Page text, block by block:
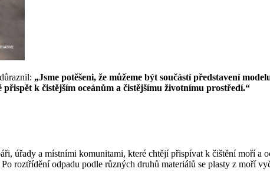
„Jsme potěšeni, že můžeme být součástí představení
k čistějším oceánům a čistějšímu životnímu prostředí.“
a místními komunitami, které chtějí přispívat k čištění moří a
roztřídění odpadu podle různých druhů materiálů se plasty z moří